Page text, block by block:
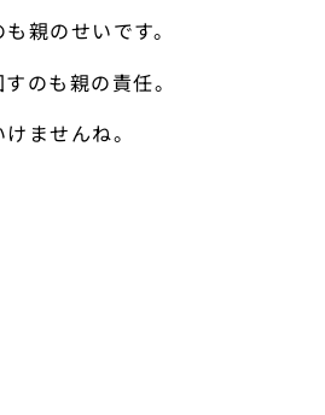
親のせいです。
のも親の責任。
ませんね。